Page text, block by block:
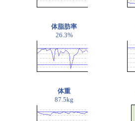
体脂肪率
26.3%
体重
87.5kg